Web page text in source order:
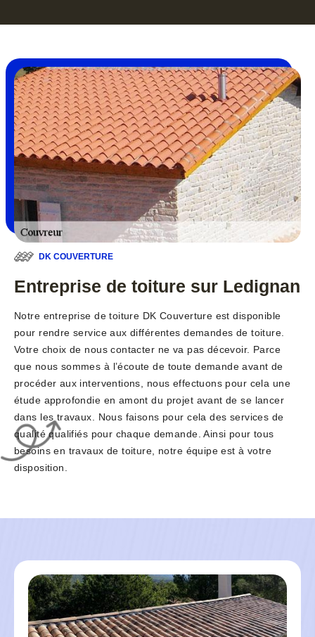
DK COUVERTURE
Entreprise de toiture sur Ledignan
Notre entreprise de toiture DK Couverture est disponible
pour rendre service aux différentes demandes de toiture.
Votre choix de nous contacter ne va pas décevoir. Parce
que nous sommes à l’écoute de toute demande avant de
procéder aux interventions, nous effectuons pour cela une
étude approfondie en amont du projet avant de se lancer
dans les travaux. Nous faisons pour cela des services de
qualité qualifiés pour chaque demande. Ainsi pour tous
besoins en travaux de toiture, notre équipe est à votre
disposition.